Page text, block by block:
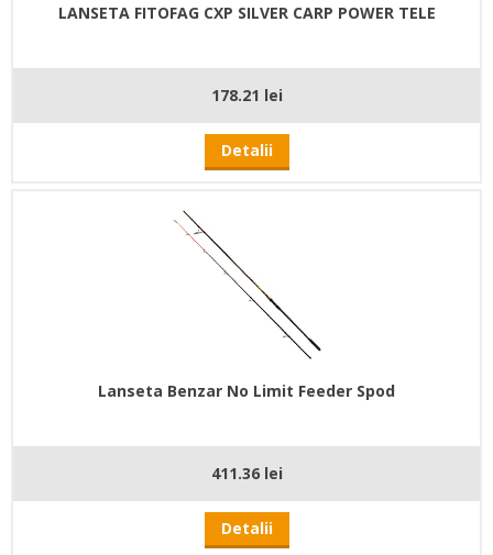
LANSETA FITOFAG CXP SILVER CARP POWER TELE
178.21 lei
Detalii
Lanseta Benzar No Limit Feeder Spod
411.36 lei
Detalii